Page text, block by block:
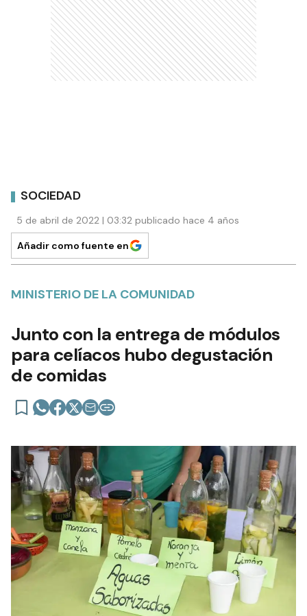
SOCIEDAD
5 de abril de 2022 | 03:32 publicado hace 4 años
Añadir como fuente en
MINISTERIO DE LA COMUNIDAD
Junto con la entrega de módulos
para celíacos hubo degustación
de comidas